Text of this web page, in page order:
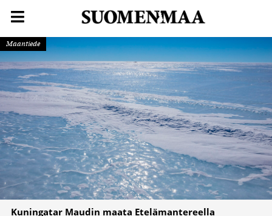
Maantiede
Kuningatar Maudin maata Etelämantereella